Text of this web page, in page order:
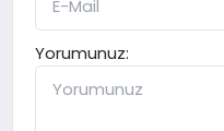
Yorumunuz: